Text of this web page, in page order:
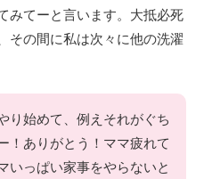
みてーと言います。大抵必死
その間に私は次々に他の洗濯
り始めて、例えそれがぐち
！ありがとう！ママ疲れて
いっぱい家事をやらないと